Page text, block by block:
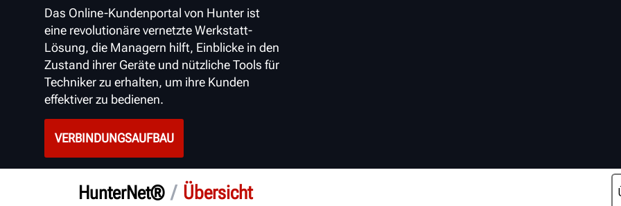
Das Online-Kundenportal von Hunter ist
eine revolutionärevernetzte Werkstatt-
Lösung, die Managern hilft, Einblicke in den
Zustand ihrer Geräte und nützliche Tools für
Techniker zu erhalten, um ihre Kunden
effektiver zu bedienen.
VERBINDUNGSAUFBAU
HunterNet® / Übersicht